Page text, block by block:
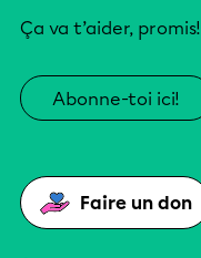
Ça va t’aider, promis!
Abonne-toi ici!
Faire un don